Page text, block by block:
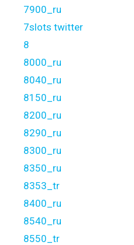
7900_ru
7slots twitter
8
8000_ru
8040_ru
8150_ru
8200_ru
8290_ru
8300_ru
8350_ru
8353_tr
8400_ru
8540_ru
8550_tr